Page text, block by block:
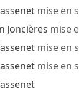
mise en
Joncières mise
mise en
mise en